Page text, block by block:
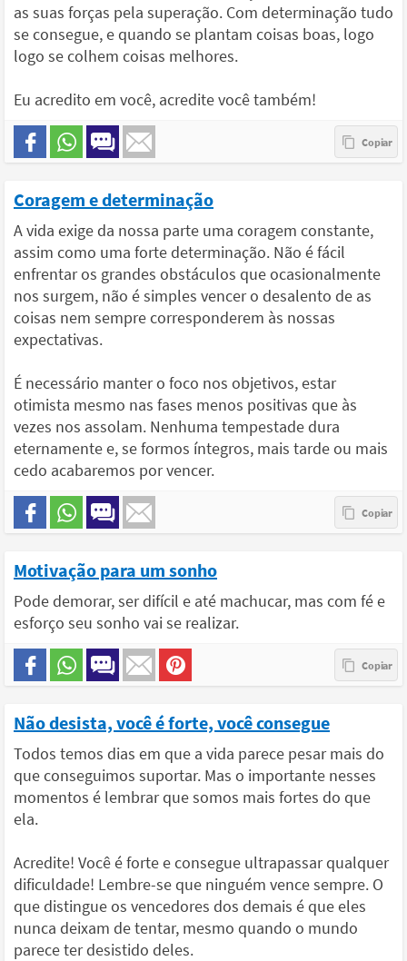
as suas forças pela superação. Com determinação tudo
se consegue, e quando se plantam coisas boas, logo
logo se colhem coisas melhores.
Eu acredito em você, acredite você também!
Coragem e determinação
A vida exige da nossa parte uma coragem constante,
assim como uma forte determinação. Não é fácil
enfrentar os grandes obstáculos que ocasionalmente
nos surgem, não é simples vencer o desalento de as
coisas nem sempre corresponderem às nossas
expectativas.
É necessário manter o foco nos objetivos, estar
otimista mesmo nas fases menos positivas que às
vezes nos assolam. Nenhuma tempestade dura
eternamente e, se formos íntegros, mais tarde ou mais
cedo acabaremos por vencer.
Motivação para um sonho
Pode demorar, ser difícil e até machucar, mas com fé e
esforço seu sonho vai se realizar.
Não desista, você é forte, você consegue
Todos temos dias em que a vida parece pesar mais do
que conseguimos suportar. Mas o importante nesses
momentos é lembrar que somos mais fortes do que
ela.
Acredite! Você é forte e consegue ultrapassar qualquer
dificuldade! Lembre-se que ninguém vence sempre. O
que distingue os vencedores dos demais é que eles
nunca deixam de tentar, mesmo quando o mundo
parece ter desistido deles.